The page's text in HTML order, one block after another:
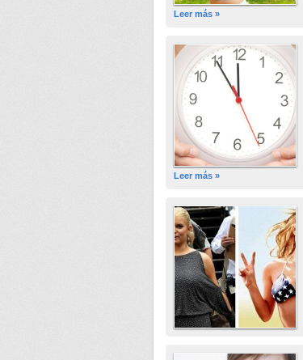
Leer más »
Leer más »